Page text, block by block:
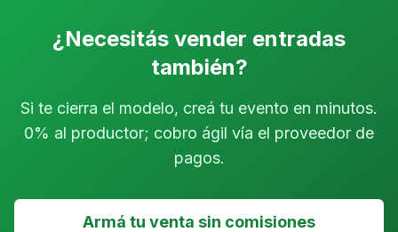
¿Necesitás vender entradas
también?
Si te cierra el modelo, creá tu evento en minutos.
0% al productor; cobro ágil vía el proveedor de
pagos.
Armá tu venta sin comisiones